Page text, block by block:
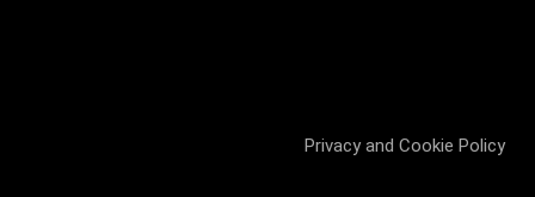
Privacy and Cookie Policy